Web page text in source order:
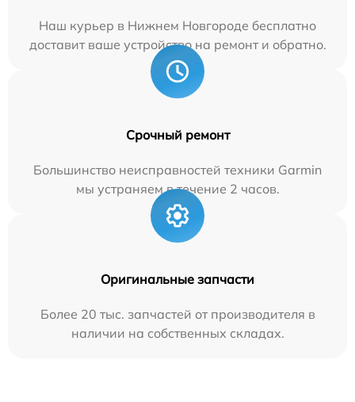
Наш курьер в Нижнем Новгороде бесплатно
доставит ваше устройство на ремонт и обратно.
Срочный ремонт
Большинство неисправностей техники Garmin
мы устраняем в течение 2 часов.
Оригинальные запчасти
Более 20 тыс. запчастей от производителя в
наличии на собственных складах.